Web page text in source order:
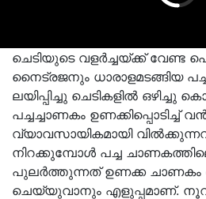
ചെടിയുടെ വളർച്ചയ്ക്ക് വേണ്ട
നൈട്രജനും ധാരാളമടങ്ങിയ
ലയിപ്പിച്ചു ചെടികളിൽ ഒഴിച്ചു
പച്ചച്ചാണകം ഉണക്കിപ്പൊടിച്ച്
വ്യാവസായികമായി
നിറക്കുമ്പോൾ പച്ച
പുലർത്തുന്നത് ഉണക്ക
ചെയ്യുവാനും എളുപ്പമാണ്. നൂറു